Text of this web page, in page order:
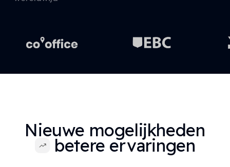
Nieuwe mogelijkheden
betere ervaringen